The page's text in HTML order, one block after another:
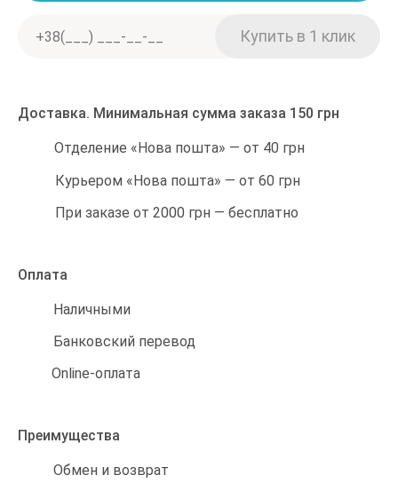
Доставка. Минимальная сумма заказа 150 грн
Отделение «Нова пошта» — от 40 грн
Курьером «Нова пошта» — от 60 грн
При заказе от 2000 грн — бесплатно
Оплата
Наличными
Банковский перевод
Online-оплата
Преимущества
Обмен и возврат